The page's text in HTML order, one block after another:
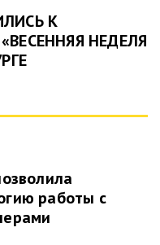
К
НЕДЕЛЯ
работы с